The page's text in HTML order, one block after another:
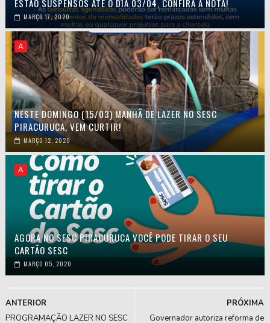
ESTÃO SUSPENSOS ATÉ O DIA 03/04, CONFIRA A NOTA!
MARÇO 17, 2020
A
NESTE DOMINGO (15/03) MANHÃ DE LAZER NO SESC
PIRACURUCA, VEM CURTIR!
MARÇO 12, 2020
A
AGORA NO SESC PIRACURUCA VOCÊ PODE TIRAR O SEU
CARTÃO SESC
MARÇO 05, 2020
PRÓXIMA
Governador autoriza reforma de
ANTERIOR
PROGRAMAÇÃO LAZER NO SESC